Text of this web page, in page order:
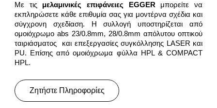
Με τις μελαμινικές επιφάνειες EGGER μπορείτε να
εκπληρώσετε κάθε επιθυμία σας για μοντέρνα σχέδια και
σύγχρονη σχεδίαση. Η συλλογή υποστηρίζεται από
ομοιόχρωμο abs 23/0.8mm, 28/0.8mm απόλυτου οπτικού
ταιριάσματος και επεξεργασίες συγκόλλησης LASER και
PU. Επίσης από ομοιόχρωμα φύλλα HPL & COMPACT
HPL.
Ζητήστε Πληροφορίες